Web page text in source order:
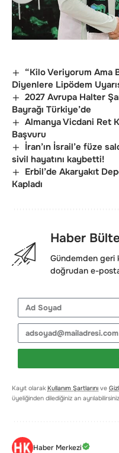
“Kilo Veriyorum Ama
Diyenlere Lipödem
2027 Avrupa Halter
Bayrağı Türkiye’de
Almanya Vicdani Ret
Başvuru
İran’ın İsrail’e füze
sivil hayatını kaybetti!
Erbil’de Akaryakıt
Kapladı
Haber
Gündemden geri
doğrudan e-
Kayıt olarak Kullanım Şartlarını ve
üyeliğinden dilediğiniz an
Haber Merkezi